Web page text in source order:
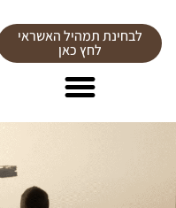
לבחינת תמהיל האשראי
לחץ כאן